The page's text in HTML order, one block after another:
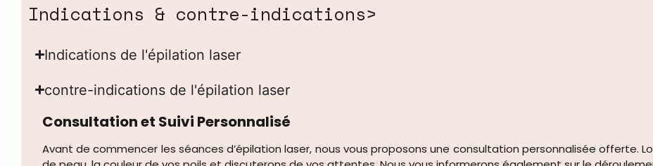
Indications & contre-indications>
Indications de l'épilation laser
contre-indications de l'épilation laser
Consultation et Suivi Personnalisé
Avant de commencer les séances d’épilation laser, nous vous proposons une consultation personnalisée offerte.